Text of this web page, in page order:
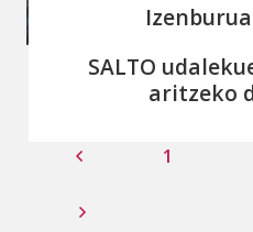
SALTO
aritzeko
1